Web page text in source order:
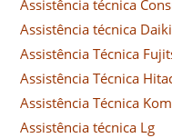
Assistência técnica
Assistência técnica
Assistência Técnica
Assistência Técnica
Assistência Técnica
Assistência técnica Lg